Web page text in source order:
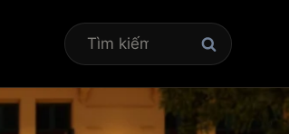
Tìm
kiếm
cho: